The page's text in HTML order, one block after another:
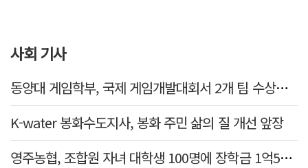
사회 기사
동양대 게임학부, 국제 게임개발대회서 2개 팀 수상…글로벌 경쟁력 입증
K-water 봉화수도지사, 봉화 주민 삶의 질 개선 앞장
영주농협, 조합원 자녀 대학생 100명에 장학금 1억5천만원 전달